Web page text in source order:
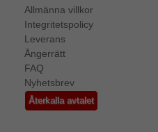
Allmänna villkor
Integritetspolicy
Leverans
Ångerrätt
FAQ
Nyhetsbrev
Återkalla avtalet